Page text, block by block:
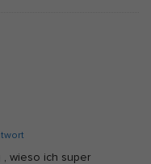
, wieso ich super